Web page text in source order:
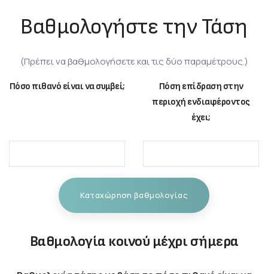
Βαθμολογήστε την Τάση
(Πρέπει να βαθμολογήσετε και τις δύο παραμέτρους.)
Πόσο πιθανό είναι να συμβεί;
Πόση επίδραση στην
περιοχή ενδιαφέροντος
έχει;
Καταχώρηση βαθμολογίας
Βαθμολογία κοινού μέχρι σήμερα